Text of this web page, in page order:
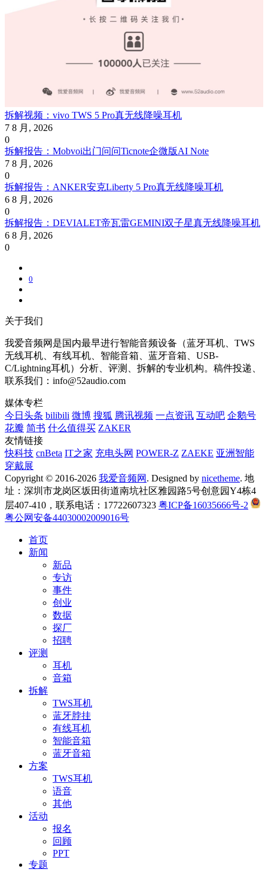
拆解视频：vivo TWS 5 Pro真无线降噪耳机
7 8 月, 2026
0
拆解报告：Mobvoi出门问问Ticnote企微版AI Note
7 8 月, 2026
0
拆解报告：ANKER安克Liberty 5 Pro真无线降噪耳机
6 8 月, 2026
0
拆解报告：DEVIALET帝瓦雷GEMINI双子星真无线降噪耳机
6 8 月, 2026
0
0
关于我们
我爱音频网是国内最早进行智能音频设备（蓝牙耳机、TWS
无线耳机、有线耳机、智能音箱、蓝牙音箱、USB-
C/Lightning耳机）分析、评测、拆解的专业机构。稿件投递、
联系我们：info@52audio.com
媒体专栏
今日头条 bilibili 微博 搜狐 腾讯视频 一点资讯 互动吧 企鹅号
花瓣 简书 什么值得买 ZAKER
友情链接
快科技 cnBeta IT之家 充电头网 POWER-Z ZAEKE 亚洲智能
穿戴展
Copyright © 2016-2026 我爱音频网 . Designed by nicetheme. 地
址：深圳市龙岗区坂田街道南坑社区雅园路5号创意园Y4栋4
层407-410，联系电话：17722607323 粤ICP备16035666号-2
粤公网安备44030002009016号
首页
新闻
新品
专访
事件
创业
数据
探厂
招聘
评测
耳机
音箱
拆解
TWS耳机
蓝牙脖挂
有线耳机
智能音箱
蓝牙音箱
方案
TWS耳机
语音
其他
活动
报名
回顾
PPT
专题